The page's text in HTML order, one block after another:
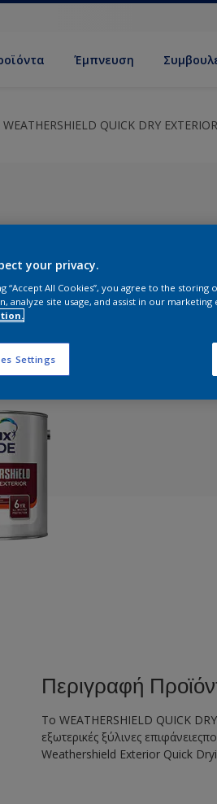
Έμπνευση
QUICK DRY
απόχρωση
Περιγραφή
Το WEATHERSHIELD QUICK
εξωτερικές ξύλινες
Weathershield Exterior Quick
your privacy.
“Accept All Cookies”, you agree to the
analyze site usage, and assist in our marketing
Settings